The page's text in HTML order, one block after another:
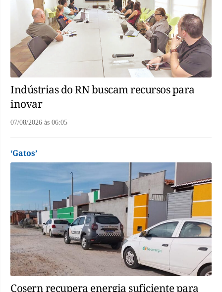
Indústrias do RN buscam recursos para
inovar
07/08/2026 às 06:05
‘Gatos’
Cosern recupera energia suficiente para